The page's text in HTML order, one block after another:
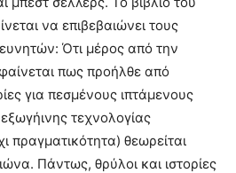
να επιβεβαιώνει τους
Ότι μέρος από την
πως προήλθε από
για πεσμένους ιπτάμενους
τεχνολογίας
πραγματικότητα) θεωρείται
Πάντως, θρύλοι και ιστορίες